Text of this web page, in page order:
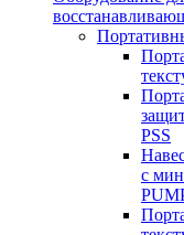
PSS
с